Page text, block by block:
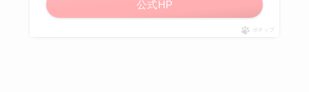
公式HP
ポチップ